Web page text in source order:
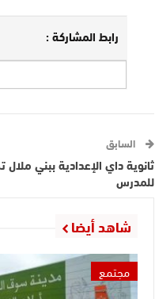
رابط المشاركة :
السابق
ثانوية داي الإعدادية ببني ملال
للمدرس
شاهد أيضا
مجتمع